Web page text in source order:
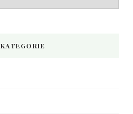
KATEGORIE